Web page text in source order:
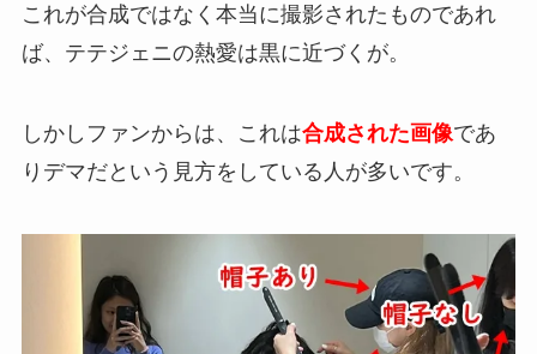
これが合成ではなく本当に撮影されたものであれ
ば、テテジェニの熱愛は黒に近づくが。
しかしファンからは、これは合成された画像であ
りデマだという見方をしている人が多いです。